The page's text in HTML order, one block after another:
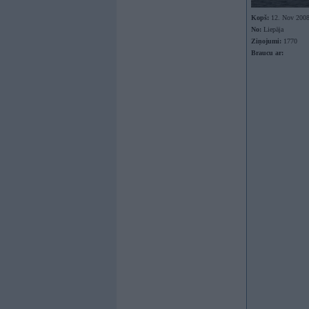
Kopš: 12. Nov 2008
No: Liepāja
Ziņojumi: 1770
Braucu ar: